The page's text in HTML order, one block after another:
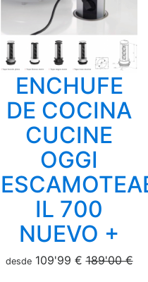
ENCHUFE
DE COCINA
CUCINE
OGGI
IL 700
NUEVO +
desde109'99 €189'00 €